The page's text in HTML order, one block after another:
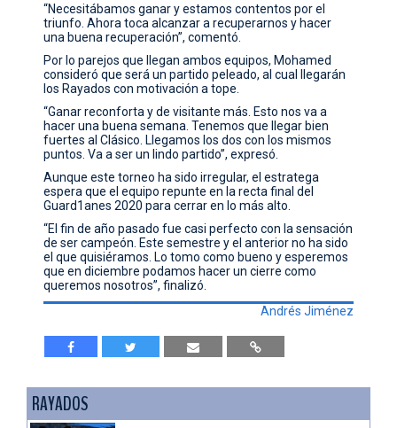
“Necesitábamos ganar y estamos contentos por el
triunfo. Ahora toca alcanzar a recuperarnos y hacer
una buena recuperación”, comentó.
Por lo parejos que llegan ambos equipos, Mohamed
consideró que será un partido peleado, al cual llegarán
los Rayados con motivación a tope.
“Ganar reconforta y de visitante más. Esto nos va a
hacer una buena semana. Tenemos que llegar bien
fuertes al Clásico. Llegamos los dos con los mismos
puntos. Va a ser un lindo partido”, expresó.
Aunque este torneo ha sido irregular, el estratega
espera que el equipo repunte en la recta final del
Guard1anes 2020 para cerrar en lo más alto.
“El fin de año pasado fue casi perfecto con la sensación
de ser campeón. Este semestre y el anterior no ha sido
el que quisiéramos. Lo tomo como bueno y esperemos
que en diciembre podamos hacer un cierre como
queremos nosotros”, finalizó.
Andrés Jiménez
RAYADOS